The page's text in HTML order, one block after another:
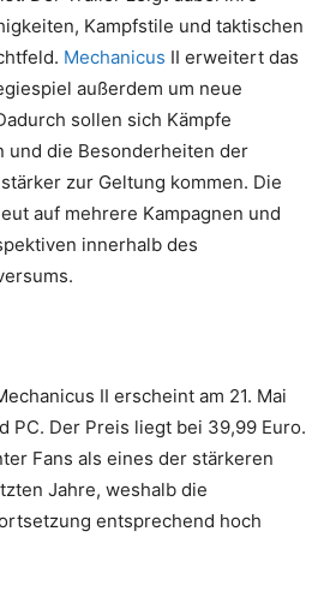
Kampfstile und taktischen
Mechanicus II erweitert das
außerdem um neue
sollen sich Kämpfe
und die Besonderheiten der
zur Geltung kommen. Die
auf mehrere Kampagnen und
innerhalb des
II erscheint am 21. Mai
PC. Der Preis liegt bei 39,99 Euro.
Fans als eines der stärkeren
Jahre, weshalb die
entsprechend hoch